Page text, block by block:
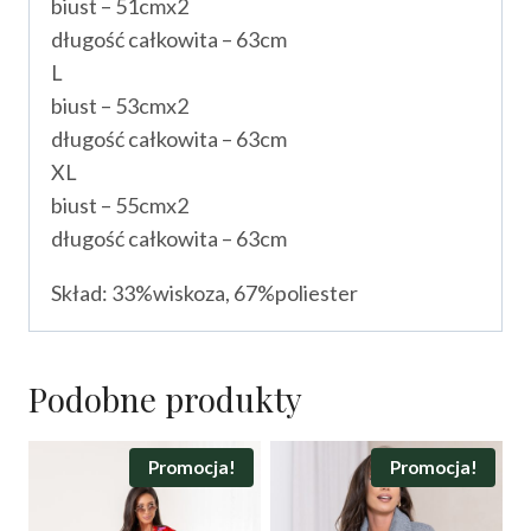
biust – 51cmx2
długość całkowita – 63cm
L
biust – 53cmx2
długość całkowita – 63cm
XL
biust – 55cmx2
długość całkowita – 63cm
Skład: 33%wiskoza, 67%poliester
Podobne produkty
Promocja! Promocja!